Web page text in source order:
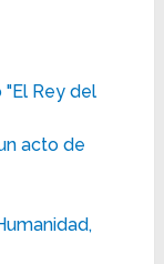
Rey del
acto de